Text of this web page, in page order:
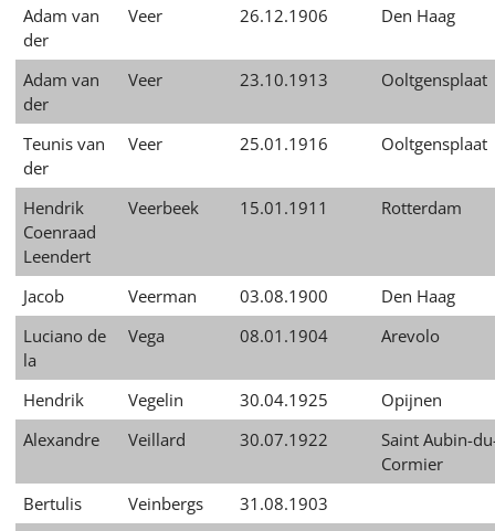
Adam van
der
Veer 26.12.1906 Den Haag
Adam van
der
Veer 23.10.1913 Ooltgensplaat
Teunis van
der
Veer 25.01.1916 Ooltgensplaat
Hendrik
Coenraad
Leendert
Veerbeek 15.01.1911 Rotterdam
Jacob Veerman 03.08.1900
Den Haag
Luciano de
la
Vega 08.01.1904 Arevolo
Hendrik Vegelin 30.04.1925
Opijnen
Alexandre
Veillard 30.07.1922
Saint Aubin-
Cormier
Bertulis
Veinbergs
31.08.1903